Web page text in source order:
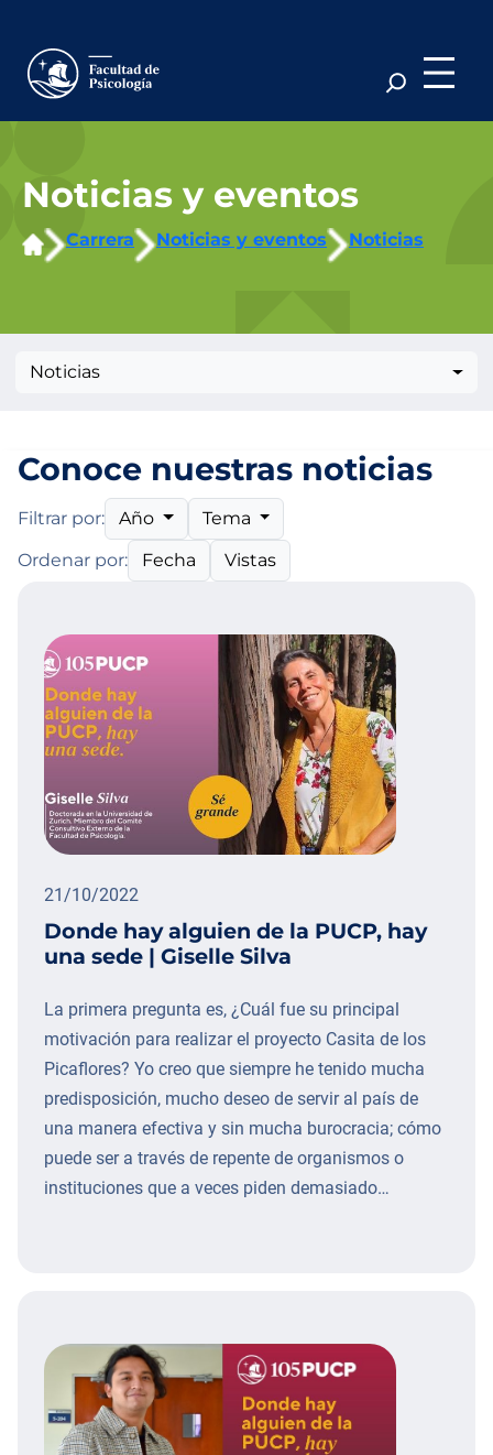
contenido
Noticias y eventos
Carrera Noticias y eventos Noticias
Noticias
Conoce nuestras noticias
Filtrar por: Año Tema
Ordenar por: Fecha Vistas
21/10/2022
Donde hay alguien de la PUCP, hay
una sede | Giselle Silva
La primera pregunta es, ¿Cuál fue su principal
motivación para realizar el proyecto Casita de los
Picaflores? Yo creo que siempre he tenido mucha
predisposición, mucho deseo de servir al país de
una manera efectiva y sin mucha burocracia; cómo
puede ser a través de repente de organismos o
instituciones que a veces piden demasiado…